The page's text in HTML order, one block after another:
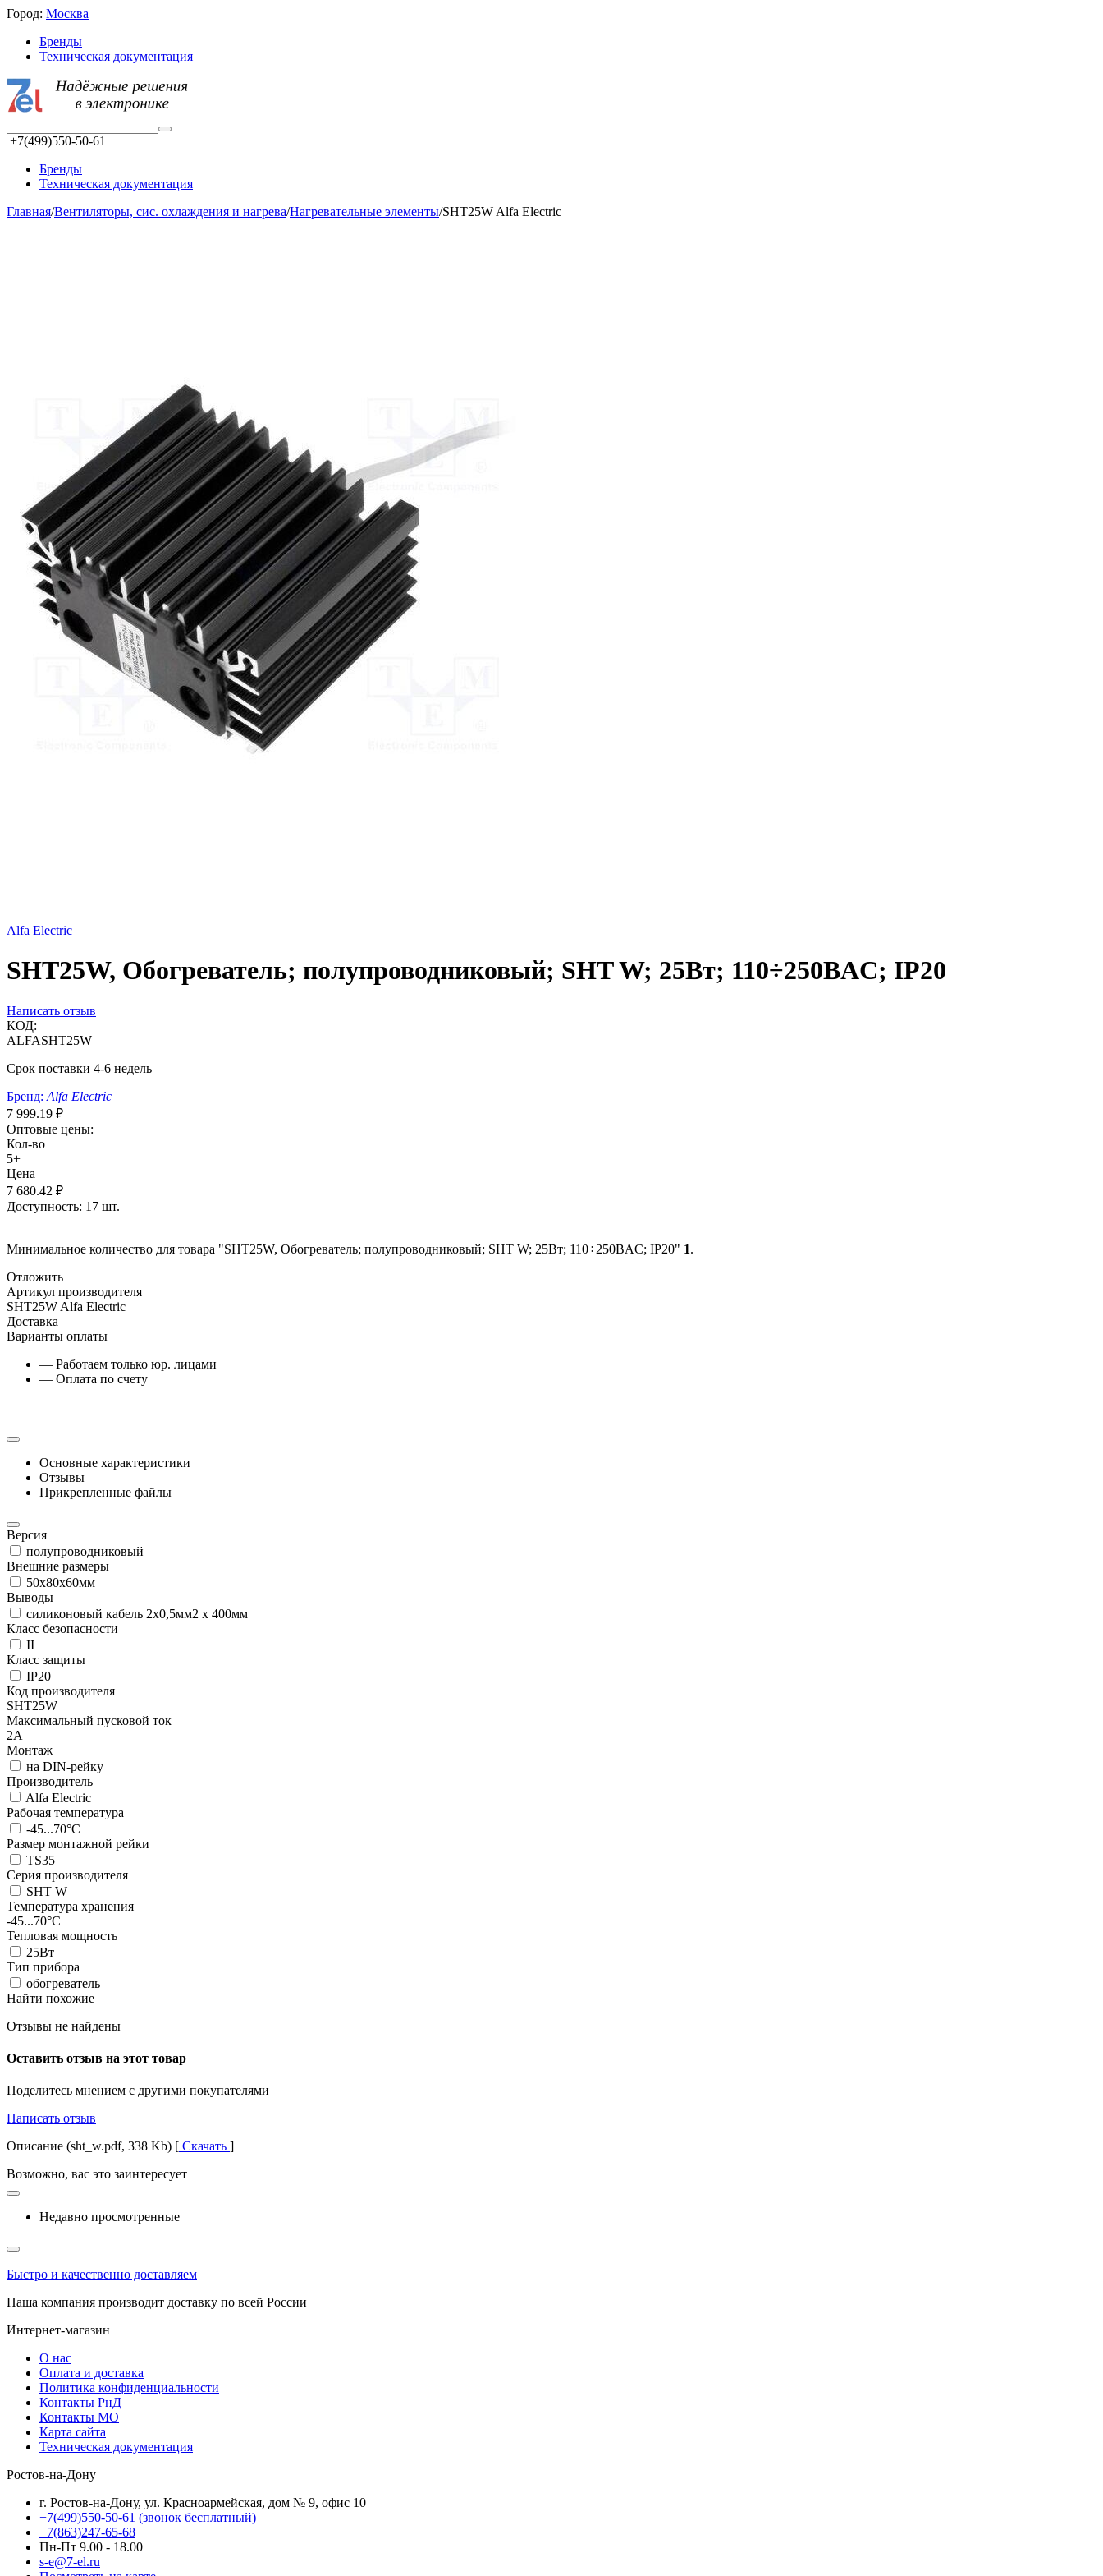
Город: Москва
Бренды
Техническая документация
+7(499)550-50-61
Бренды
Техническая документация
Главная/Вентиляторы, сис. охлаждения и нагрева/Нагревательные элементы/SHT25W Alfa Electric
Alfa Electric
SHT25W, Обогреватель; полупроводниковый; SHT W; 25Вт; 110÷250ВAC; IP20
Написать отзыв
КОД:
ALFASHT25W
Срок поставки 4-6 недель
Бренд: Alfa Electric
7 999.19 ₽
Оптовые цены:
Кол-во
5+
Цена
7 680.42 ₽
Доступность: 17 шт.
Минимальное количество для товара "SHT25W, Обогреватель; полупроводниковый; SHT W; 25Вт; 110÷250ВAC; IP20" 1.
Отложить
Артикул производителя
SHT25W Alfa Electric
Доставка
Варианты оплаты
— Работаем только юр. лицами
— Оплата по счету
Основные характеристики
Отзывы
Прикрепленные файлы
Версия
полупроводниковый
Внешние размеры
50x80x60мм
Выводы
силиконовый кабель 2x0,5мм2 x 400мм
Класс безопасности
II
Класс защиты
IP20
Код производителя
SHT25W
Максимальный пусковой ток
2А
Монтаж
на DIN-рейку
Производитель
Alfa Electric
Рабочая температура
-45...70°C
Размер монтажной рейки
TS35
Серия производителя
SHT W
Температура хранения
-45...70°C
Тепловая мощность
25Вт
Тип прибора
обогреватель
Найти похожие
Отзывы не найдены
Оставить отзыв на этот товар
Поделитесь мнением с другими покупателями
Написать отзыв
Описание (sht_w.pdf, 338 Kb) [ Скачать ]
Возможно, вас это заинтересует
Недавно просмотренные
Быстро и качественно доставляем
Наша компания производит доставку по всей России
Интернет-магазин
О нас
Оплата и доставка
Политика конфиденциальности
Контакты РнД
Контакты МО
Карта сайта
Техническая документация
Ростов-на-Дону
г. Ростов-на-Дону, ул. Красноармейская, дом № 9, офис 10
+7(499)550-50-61 (звонок бесплатный)
+7(863)247-65-68
Пн-Пт 9.00 - 18.00
s-e@7-el.ru